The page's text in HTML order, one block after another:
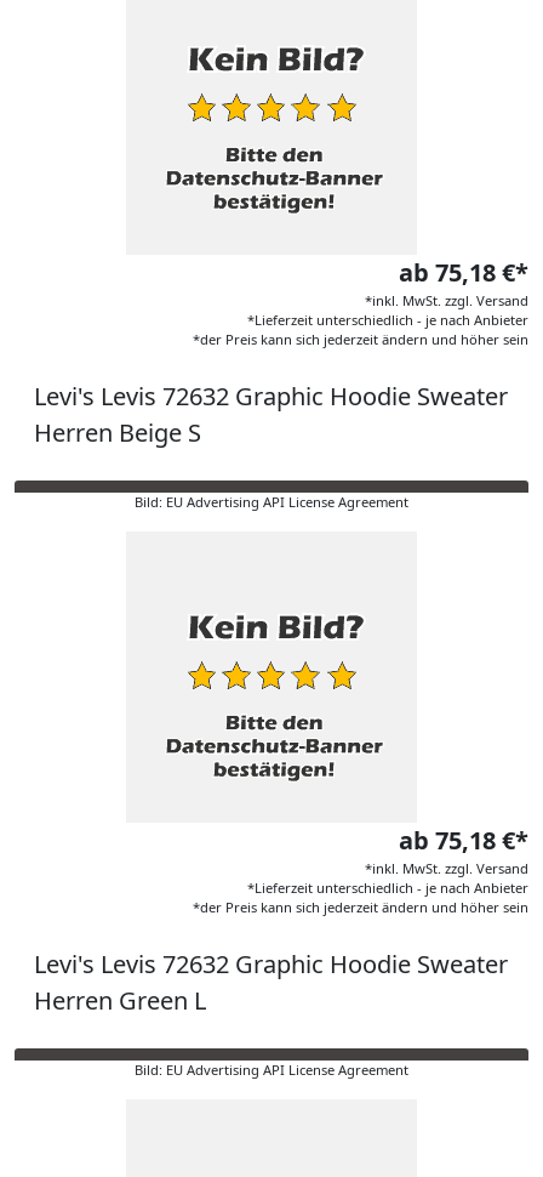
ab 75,18 €*
*inkl. MwSt. zzgl. Versand
*Lieferzeit unterschiedlich - je nach Anbieter
*der Preis kann sich jederzeit ändern und höher sein
Levi's Levis 72632 Graphic Hoodie Sweater
Herren Beige S
Bild: EU Advertising API License Agreement
ab 75,18 €*
*inkl. MwSt. zzgl. Versand
*Lieferzeit unterschiedlich - je nach Anbieter
*der Preis kann sich jederzeit ändern und höher sein
Levi's Levis 72632 Graphic Hoodie Sweater
Herren Green L
Bild: EU Advertising API License Agreement